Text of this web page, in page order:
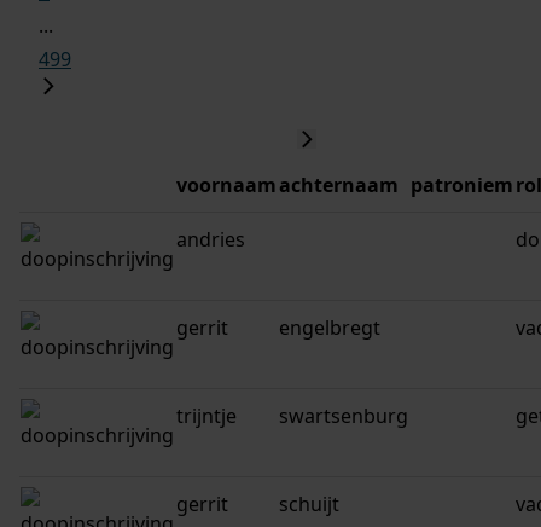
...
499
voornaamachternaam patroniemrol
andries
gerrit engelbregt
trijntje swartsenburg
gerrit schuijt